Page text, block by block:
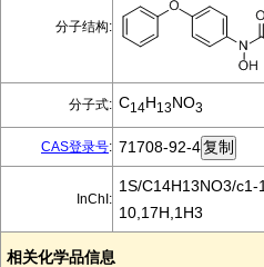
分子结构:
分子式: C14H13NO3
CAS登录号: 71708-92-4
InChI:
1S/C14H13NO3/
10,17H,1H3
相关化学品信息